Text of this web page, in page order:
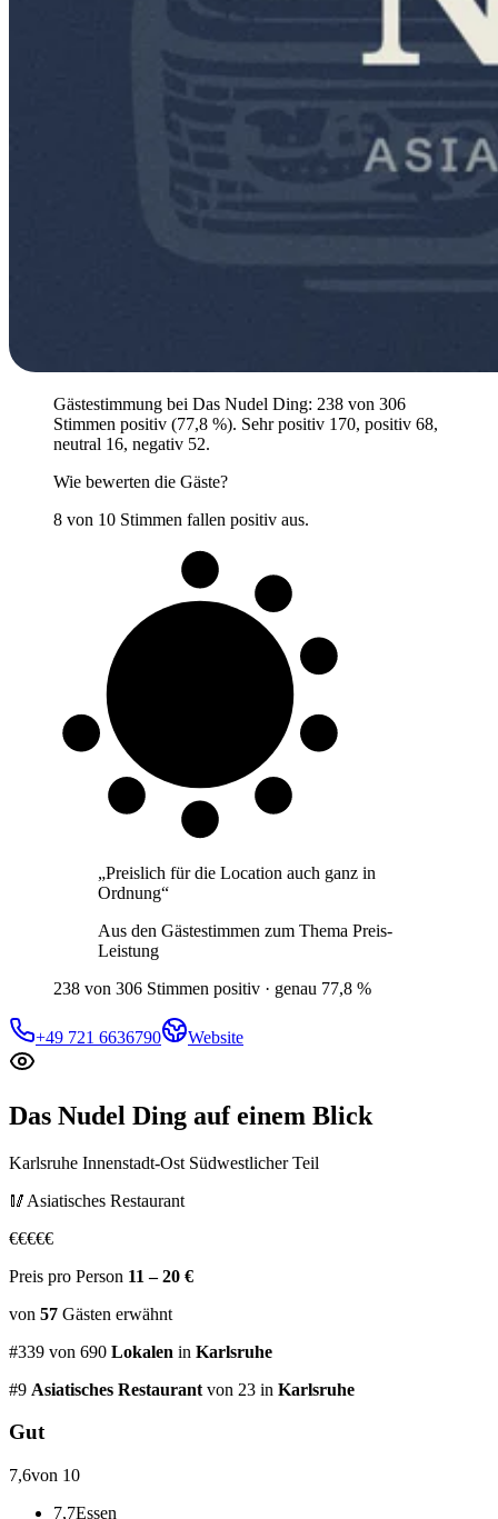
Gästestimmung bei Das Nudel Ding: 238 von 306
Stimmen positiv (77,8 %). Sehr positiv 170, positiv 68,
neutral 16, negativ 52.
Wie bewerten die Gäste?
8 von 10 Stimmen fallen positiv aus.
„Preislich für die Location auch ganz in
Ordnung“
Aus den Gästestimmen zum Thema Preis-
Leistung
238 von 306 Stimmen positiv · genau 77,8 %
+49 721 6636790 Website
Das Nudel Ding auf einem Blick
Karlsruhe Innenstadt-Ost Südwestlicher Teil
🥢 Asiatisches Restaurant
€€€€€
Preis pro Person 11 – 20 €
von 57 Gästen erwähnt
#339 von 690 Lokalen in Karlsruhe
#9 Asiatisches Restaurant von 23 in Karlsruhe
Gut
7,6von 10
7,7Essen